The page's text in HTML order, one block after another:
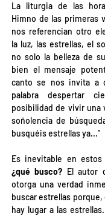
La liturgia de las
Himno de las primeras
nos referencian otro
la luz, las estrellas, el
no solo la belleza de
bien el mensaje
canto se nos invita a
palabra despertar
posibilidad de vivir una
soñolencia de
busquéis estrellas ya...”
¿qué busco? El autor
otorga una verdad
buscar estrellas porque,
hay lugar a las